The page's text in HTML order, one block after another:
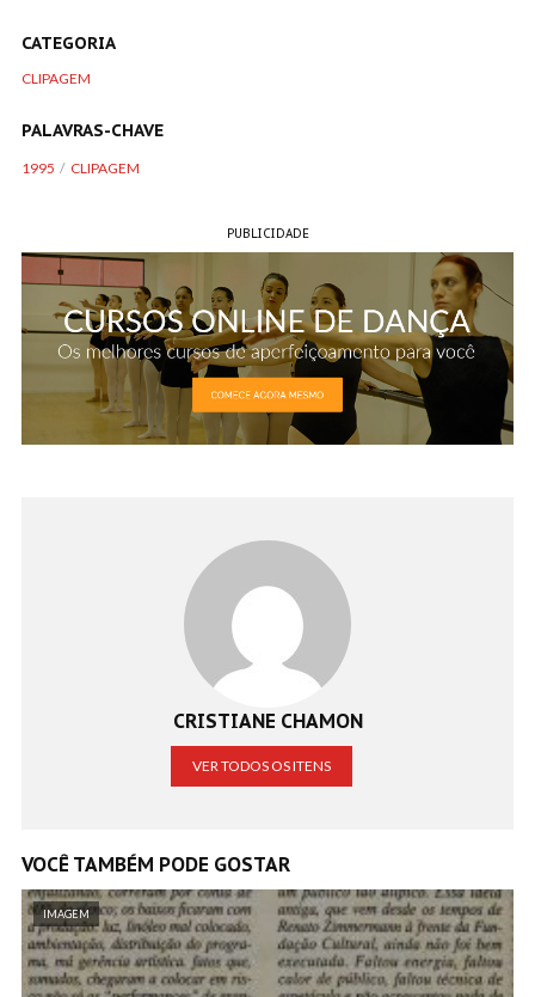
CATEGORIA
CLIPAGEM
PALAVRAS-CHAVE
1995 CLIPAGEM
PUBLICIDADE
CRISTIANE CHAMON
VER TODOS OS ITENS
VOCÊ TAMBÉM PODE GOSTAR
IMAGEM